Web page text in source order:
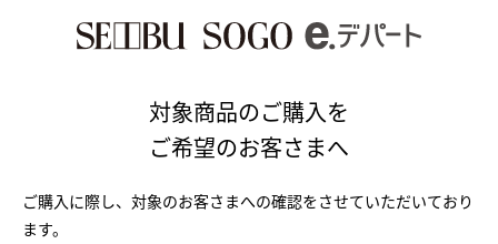
対象商品のご購入を
ご希望のお客さまへ
ご購入に際し、対象のお客さまへの確認をさせていただいており
ます。